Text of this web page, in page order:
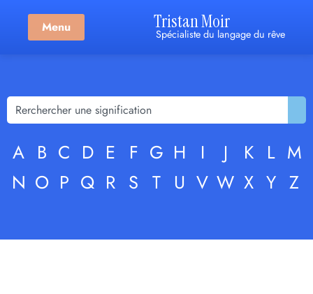
Menu Tristan Moir
Spécialiste du langage du rêve
A B C D E F G H I J K L M
N O P Q R S T U V W X Y Z